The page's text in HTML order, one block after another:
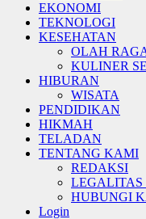
EKONOMI
TEKNOLOGI
KESEHATAN
OLAH
KULINER
HIBURAN
WISATA
PENDIDIKAN
HIKMAH
TELADAN
TENTANG KAMI
REDAKSI
HUBUNGI
Login